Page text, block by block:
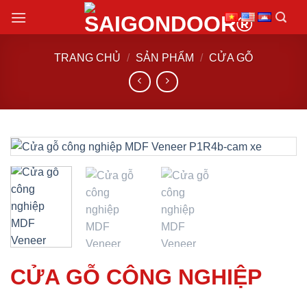
đến
TRANG CHỦ / SẢN PHẨM / CỬA GỖ
CỬA GỖ CÔNG NGHIỆP